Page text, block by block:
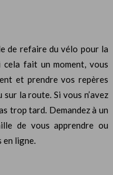
de refaire du vélo pour la
cela fait un moment, vous
et prendre vos repères
la route. Si vous n’avez
trop tard. Demandez à un
de vous apprendre ou
en ligne.